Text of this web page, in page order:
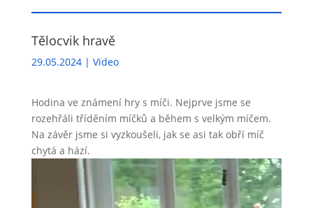
Tělocvik hravě
29.05.2024| Video
Hodina ve známení hry s míči. Nejprve jsme se
rozehřáli tříděním míčků a během s velkým míčem.
Na závěr jsme si vyzkoušeli, jak se asi tak obří míč
chytá a hází.